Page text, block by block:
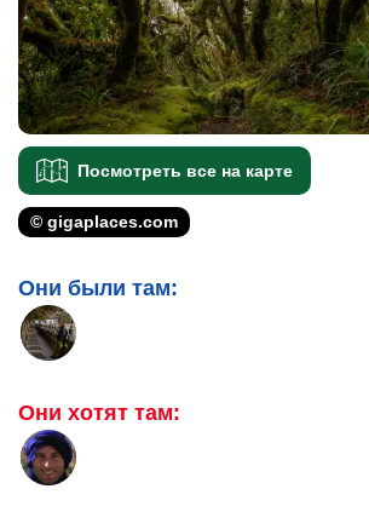
Посмотреть все на карте
© gigaplaces.com
Они были там:
Они хотят там: